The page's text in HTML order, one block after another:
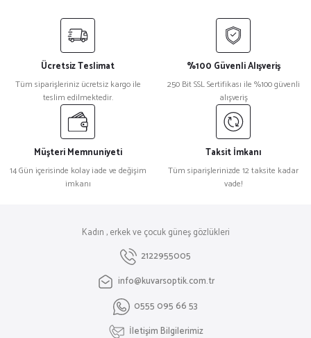
Gucci Gg0811s Dikdörtgen Kadın Güneş Gözlüğü
₺ 26.060
Swarovski SK 0363 Taşlı Maske Kadın Güneş Gözlüğü
Moschino Mos 141/S Oval Kadın Güneş Gözlüğü
Ücretsiz Teslimat
Tüm siparişleriniz ücretsiz kargo ile
teslim edilmektedir.
%100 Güvenli Alışveriş
250 Bit SSL Sertifikası ile %100 güvenli
alışveriş
Müşteri Memnuniyeti
14 Gün içerisinde kolay iade ve değişim
imkanı
Taksit İmkanı
Tüm siparişlerinizde 12 taksite kadar
vade!
Kadın , erkek ve çocuk güneş gözlükleri
2122955005
info@kuvarsoptik.com.tr
0555 095 66 53
İletişim Bilgilerimiz